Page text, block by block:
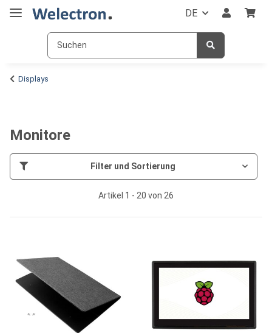
DE
Displays
Monitore
Filter und Sortierung
Artikel 1 - 20 von 26